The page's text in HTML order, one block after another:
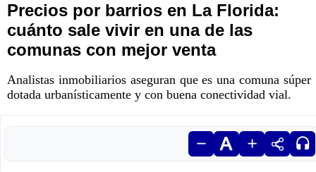
Precios por barrios en La Florida:
cuánto sale vivir en una de las
comunas con mejor venta
Analistas inmobiliarios aseguran que es una comuna súper
dotada urbanísticamente y con buena conectividad vial.